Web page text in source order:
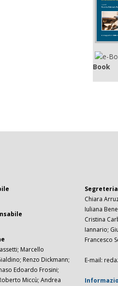
Book
Marcello
Renzo Dickmann;
Edoardo Frosini;
Miccù; Andrea
Chiara
Iuliana
Cristina
Iannario;
Francesco
E-mail: